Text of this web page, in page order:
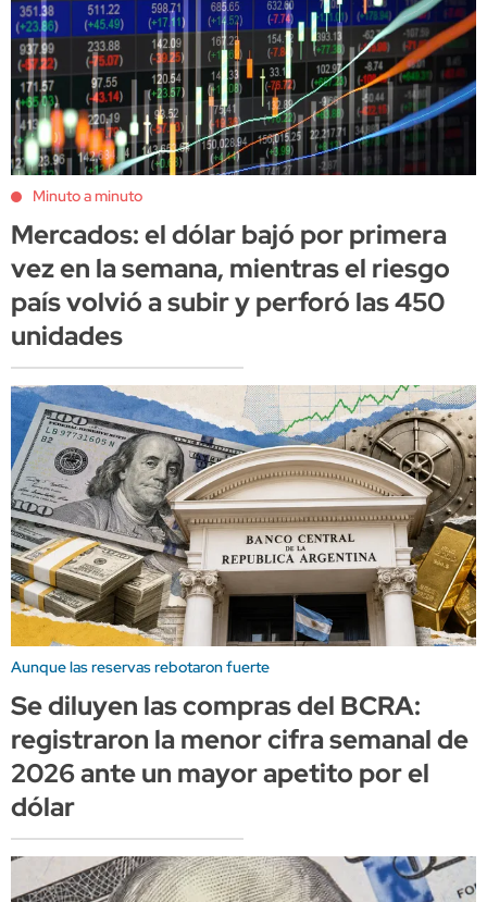
Minuto a minuto
Mercados: el dólar bajó por primera
vez en la semana, mientras el riesgo
país volvió a subir y perforó las 450
unidades
Aunque las reservas rebotaron fuerte
Se diluyen las compras del BCRA:
registraron la menor cifra semanal de
2026 ante un mayor apetito por el
dólar